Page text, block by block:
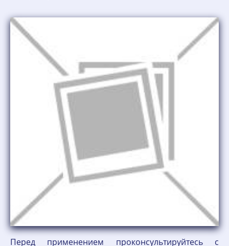
Перед применением проконсультируйтесь с